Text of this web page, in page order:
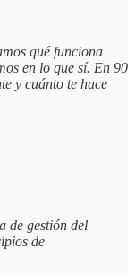
qué funciona
en lo que sí. En 90
y cuánto te hace
de gestión del
de